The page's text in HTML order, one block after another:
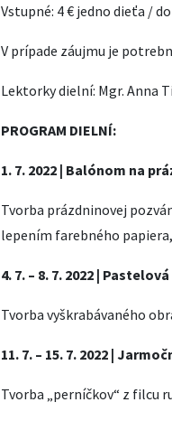
Vstupné: 4 € jedno dieťa /
V prípade záujmu je
Lektorky dielní: Mgr. Anna
PROGRAM DIELNÍ:
1. 7. 2022 | Balónom na
Tvorba prázdninovej
lepením farebného
4. 7. – 8. 7. 2022 |
Tvorba vyškrabávaného
11. 7. – 15. 7. 2022 |
Tvorba „perníčkov“ z filcu